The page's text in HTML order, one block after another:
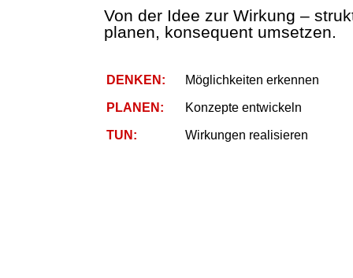
Von der Idee zur Wirkung –
planen, konsequent umsetzen.
DENKEN: Möglichkeiten erkennen
PLANEN: Konzepte entwickeln
TUN: Wirkungen realisieren